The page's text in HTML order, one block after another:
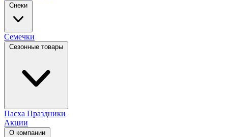
Снеки
Семечки
Сезонные товары
Пасха Праздники
Акции
О компании